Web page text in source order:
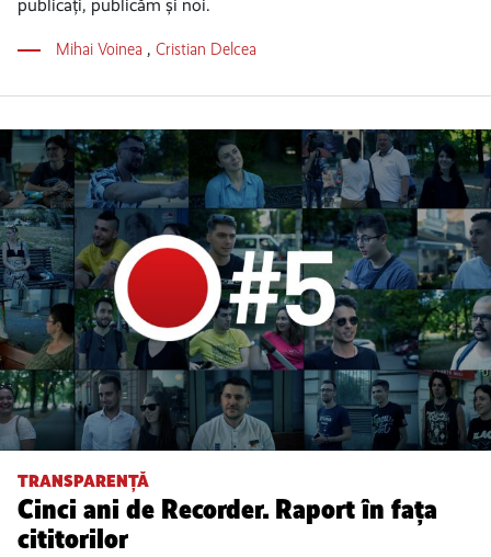
publicați, publicăm și noi.
Mihai Voinea , Cristian Delcea
TRANSPARENȚĂ
Cinci ani de Recorder. Raport în fața
cititorilor